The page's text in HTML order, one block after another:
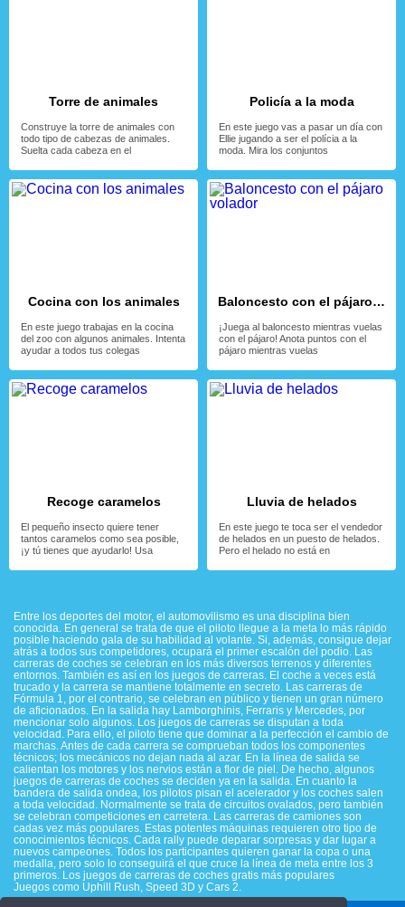
Torre de animales
Construye la torre de animales con
todo tipo de cabezas de animales.
Suelta cada cabeza en el
Policía a la moda
En este juego vas a pasar un día con
Ellie jugando a ser el polícia a la
moda. Mira los conjuntos
Cocina con los animales
En este juego trabajas en la cocina
del zoo con algunos animales. Intenta
ayudar a todos tus colegas
Baloncesto con el pájaro volador
¡Juega al baloncesto mientras vuelas
con el pájaro! Anota puntos con el
pájaro mientras vuelas
Recoge caramelos
El pequeño insecto quiere tener
tantos caramelos como sea posible,
¡y tú tienes que ayudarlo! Usa
Lluvia de helados
En este juego te toca ser el vendedor
de helados en un puesto de helados.
Pero el helado no está en
Entre los deportes del motor, el automovilismo es una disciplina bien
conocida. En general se trata de que el piloto llegue a la meta lo más rápido
posible haciendo gala de su habilidad al volante. Si, además, consigue dejar
atrás a todos sus competidores, ocupará el primer escalón del podio. Las
carreras de coches se celebran en los más diversos terrenos y diferentes
entornos. También es así en los juegos de carreras. El coche a veces está
trucado y la carrera se mantiene totalmente en secreto. Las carreras de
Fórmula 1, por el contrario, se celebran en público y tienen un gran número
de aficionados. En la salida hay Lamborghinis, Ferraris y Mercedes, por
mencionar solo algunos. Los juegos de carreras se disputan a toda
velocidad. Para ello, el piloto tiene que dominar a la perfección el cambio de
marchas. Antes de cada carrera se comprueban todos los componentes
técnicos; los mecánicos no dejan nada al azar. En la línea de salida se
calientan los motores y los nervios están a flor de piel. De hecho, algunos
juegos de carreras de coches se deciden ya en la salida. En cuanto la
bandera de salida ondea, los pilotos pisan el acelerador y los coches salen
a toda velocidad. Normalmente se trata de circuitos ovalados, pero también
se celebran competiciones en carretera. Las carreras de camiones son
cadas vez más populares. Estas potentes máquinas requieren otro tipo de
conocimientos técnicos. Cada rally puede deparar sorpresas y dar lugar a
nuevos campeones. Todos los participantes quieren ganar la copa o una
medalla, pero solo lo conseguirá el que cruce la línea de meta entre los 3
primeros. Los juegos de carreras de coches gratis más populares
Juegos como Uphill Rush, Speed 3D y Cars 2.